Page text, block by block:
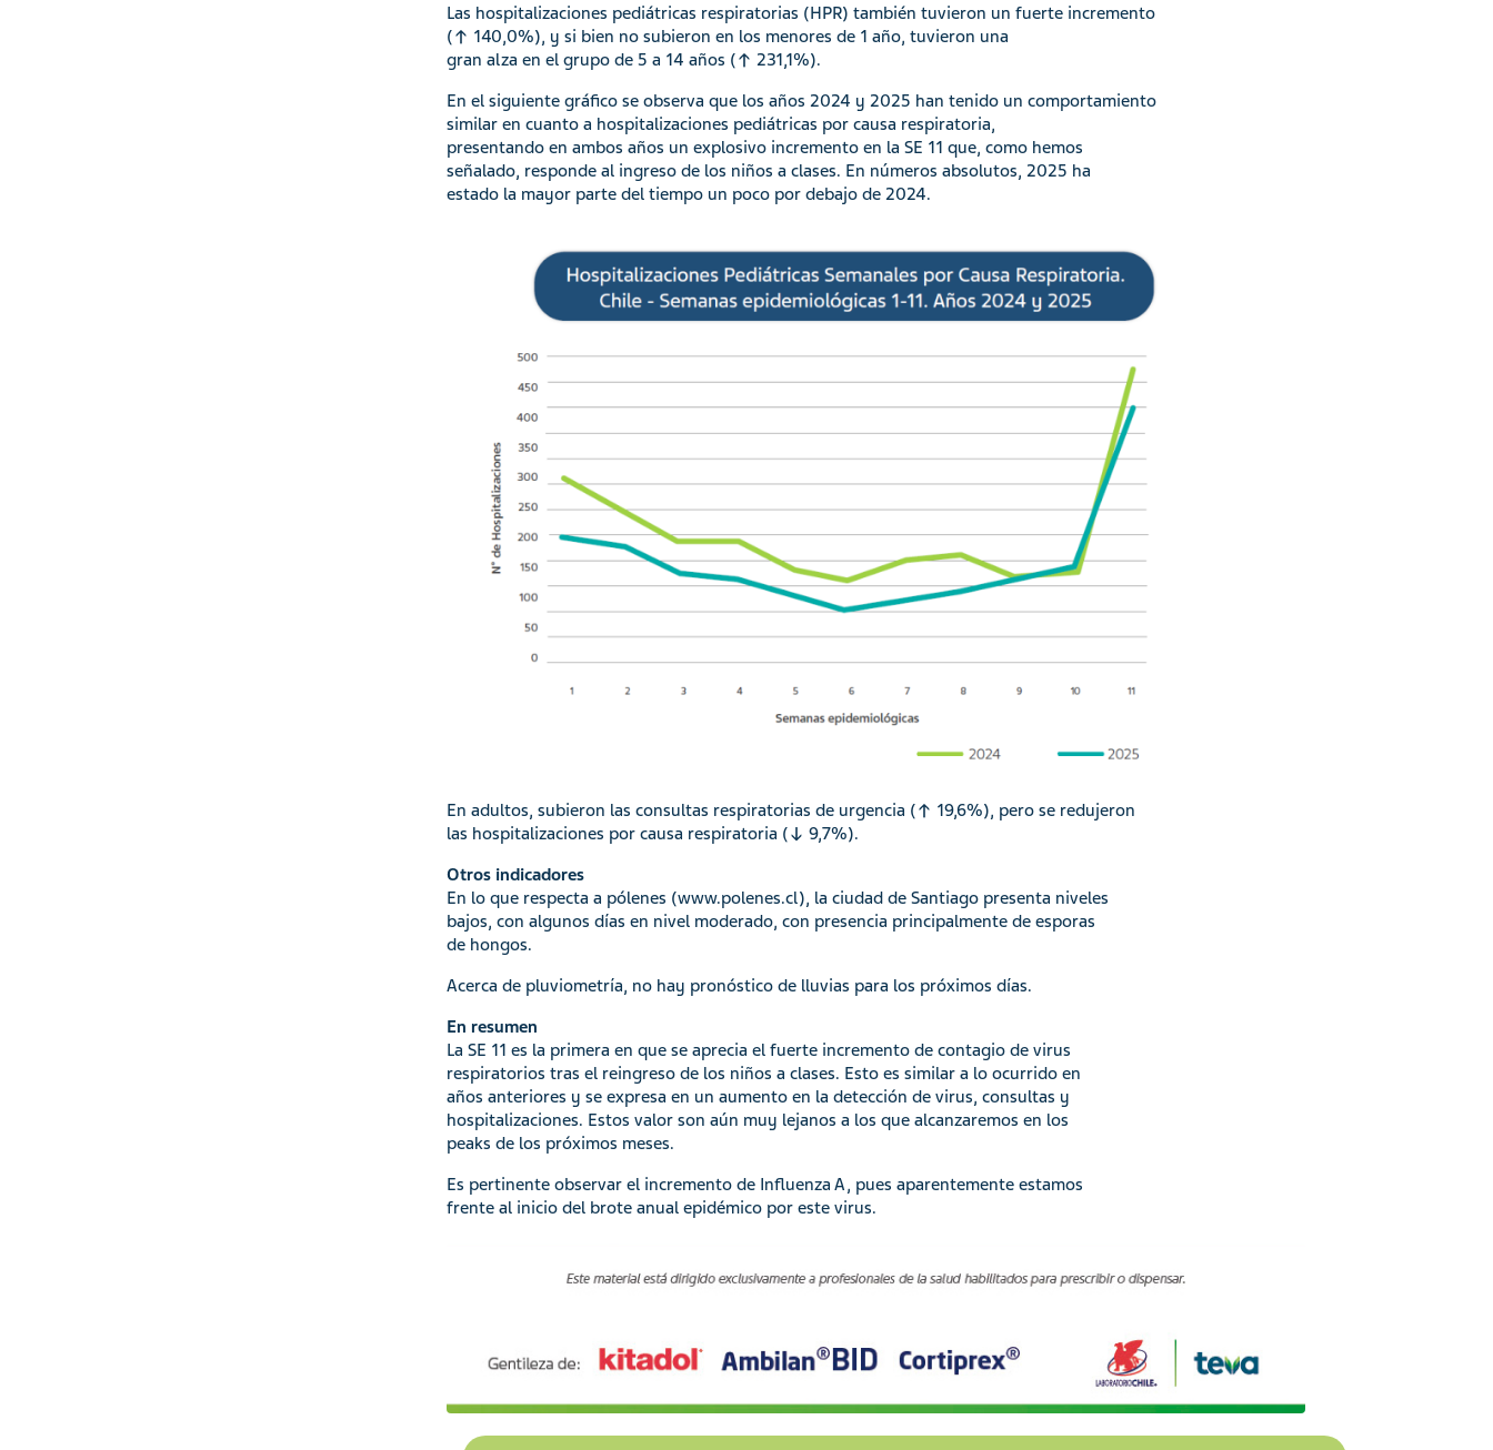
Las hospitalizaciones pediátricas respiratorias (HPR) también tuvieron un fuerte incremento
(↑ 140,0%), y si bien no subieron en los menores de 1 año, tuvieron una
gran alza en el grupo de 5 a 14 años (↑ 231,1%).
En el siguiente gráfico se observa que los años 2024 y 2025 han tenido un comportamiento
similar en cuanto a hospitalizaciones pediátricas por causa respiratoria,
presentando en ambos años un explosivo incremento en la SE 11 que, como hemos
señalado, responde al ingreso de los niños a clases. En números absolutos, 2025 ha
estado la mayor parte del tiempo un poco por debajo de 2024.
En adultos, subieron las consultas respiratorias de urgencia (↑ 19,6%), pero se redujeron
las hospitalizaciones por causa respiratoria (↓ 9,7%).
Otros indicadores
En lo que respecta a pólenes (www.polenes.cl), la ciudad de Santiago presenta niveles
bajos, con algunos días en nivel moderado, con presencia principalmente de esporas
de hongos.
Acerca de pluviometría, no hay pronóstico de lluvias para los próximos días.
En resumen
La SE 11 es la primera en que se aprecia el fuerte incremento de contagio de virus
respiratorios tras el reingreso de los niños a clases. Esto es similar a lo ocurrido en
años anteriores y se expresa en un aumento en la detección de virus, consultas y
hospitalizaciones. Estos valor son aún muy lejanos a los que alcanzaremos en los
peaks de los próximos meses.
Es pertinente observar el incremento de Influenza A, pues aparentemente estamos
frente al inicio del brote anual epidémico por este virus.